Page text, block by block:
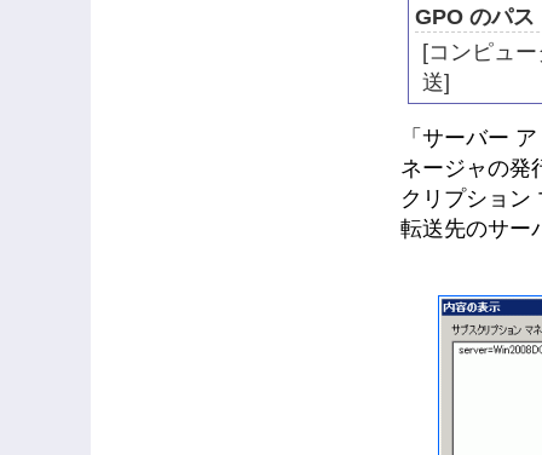
GPO のパス
[コンピュ
送]
「サーバー
ネージャの発
クリプション
転送先のサー